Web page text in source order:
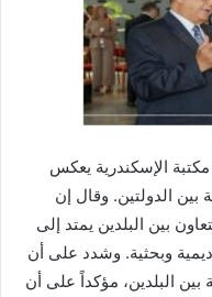
الإسكندرية يعكس
الدولتين. وقال إن
بين البلدين يمتد إلى
وبحثية. وشدد على أن
البلدين، مؤكداً على أن